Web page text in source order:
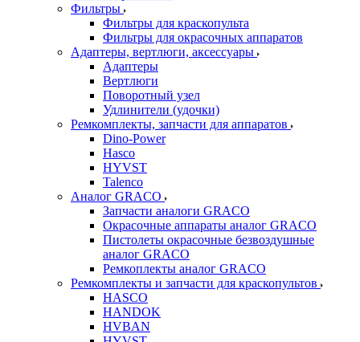
Фильтры
Фильтры для краскопульта
Фильтры для окрасочных аппаратов
Адаптеры, вертлюги, аксессуары
Адаптеры
Вертлюги
Поворотный узел
Удлинители (удочки)
Ремкомплекты, запчасти для аппаратов
Dino-Power
Hasco
HYVST
Talenco
Аналог GRACO
Запчасти аналоги GRACO
Окрасочные аппараты аналог GRACO
Пистолеты окрасочные безвоздушные
аналог GRACO
Ремкоплекты аналог GRACO
Ремкомплекты и запчасти для краскопультов
HASCO
HANDOK
HVBAN